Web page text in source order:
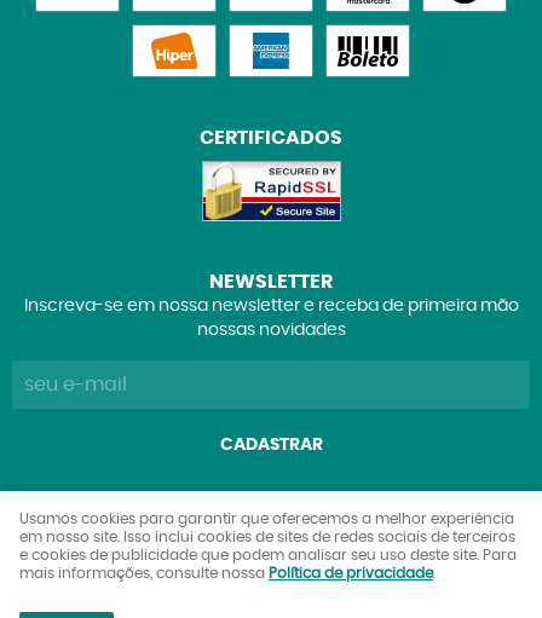
CERTIFICADOS
NEWSLETTER
Inscreva-se em nossa newsletter e receba de primeira mão
nossas novidades
CADASTRAR
Explorers Club Comércio de Brinquedos e Colecionáveis
Ltda
CNPJ: 27.842.089/0001-90
Usamos cookies para garantir que oferecemos a melhor experiência
em nosso site. Isso inclui cookies de sites de redes sociais de terceiros
e cookies de publicidade que podem analisar seu uso deste site. Para
mais informações, consulte nossa Política de privacidade.